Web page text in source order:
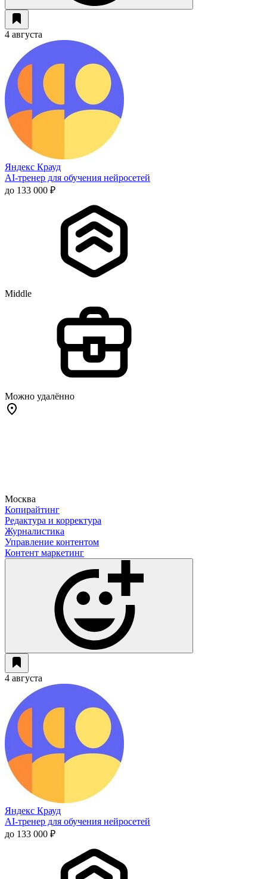
4 августа
Яндекс Крауд
AI-тренер для обучения нейросетей
до 133 000 ₽
Middle
Можно удалённо
Москва
Копирайтинг
Редактура и корректура
Журналистика
Управление контентом
Контент маркетинг
4 августа
Яндекс Крауд
AI-тренер для обучения нейросетей
до 133 000 ₽